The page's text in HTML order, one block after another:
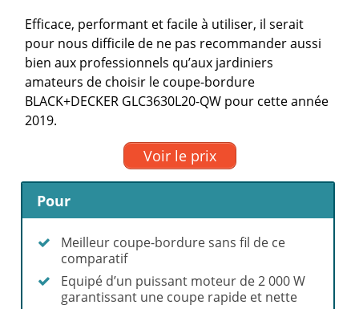
Efficace, performant et facile à utiliser, il serait
pour nous difficile de ne pas recommander aussi
bien aux professionnels qu’aux jardiniers
amateurs de choisir le coupe-bordure
BLACK+DECKER GLC3630L20-QW pour cette année
2019.
Voir le prix
Pour
Meilleur coupe-bordure sans fil de ce
comparatif
Equipé d’un puissant moteur de 2 000 W
garantissant une coupe rapide et nette